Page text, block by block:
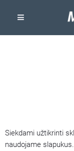
Siekdami užtikrinti
naudojame slapukus.